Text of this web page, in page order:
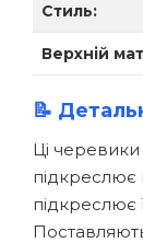
Стиль:
Верхній
📝
Ці
підкреслює
підкреслює